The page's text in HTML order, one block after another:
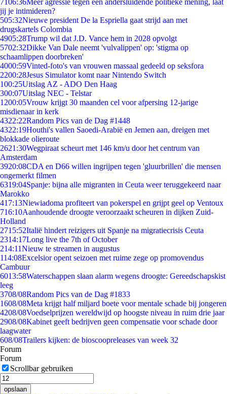
7106:36Meer agressie tegen een andersluidende politieke mening, laat
jij je intimideren?
505:32Nieuwe president De la Espriella gaat strijd aan met
drugskartels Colombia
4905:28Trump wil dat J.D. Vance hem in 2028 opvolgt
5702:32Dikke Van Dale neemt 'vulvalippen' op: 'stigma op
schaamlippen doorbreken'
4000:59Vinted-foto's van vrouwen massaal gedeeld op seksfora
2200:28Jesus Simulator komt naar Nintendo Switch
100:25Uitslag AZ - ADO Den Haag
300:07Uitslag NEC - Telstar
1200:05Vrouw krijgt 30 maanden cel voor afpersing 12-jarige
misdienaar in kerk
4322:22Random Pics van de Dag #1448
4322:19Houthi's vallen Saoedi-Arabië en Jemen aan, dreigen met
blokkade olieroute
2621:30Wegpiraat scheurt met 146 km/u door het centrum van
Amsterdam
3920:08CDA en D66 willen ingrijpen tegen 'gluurbrillen' die mensen
ongemerkt filmen
6319:04Spanje: bijna alle migranten in Ceuta weer teruggekeerd naar
Marokko
417:13Niewiadoma profiteert van pokerspel en grijpt geel op Ventoux
716:10Aanhoudende droogte veroorzaakt scheuren in dijken Zuid-
Holland
2715:52Italië hindert reizigers uit Spanje na migratiecrisis Ceuta
2314:17Long live the 7th of October
214:11Nieuw te streamen in augustus
114:08Excelsior opent seizoen met ruime zege op promovendus
Cambuur
6013:58Waterschappen slaan alarm wegens droogte: Gereedschapskist
leeg
3708/08Random Pics van de Dag #1833
1608/08Meta krijgt half miljard boete voor mentale schade bij jongeren
4208/08Voedselprijzen wereldwijd op hoogste niveau in ruim drie jaar
2908/08Kabinet geeft bedrijven geen compensatie voor schade door
laagwater
608/08Trailers kijken: de bioscoopreleases van week 32
Forum
Forum
Scrollbar gebruiken
opslaan